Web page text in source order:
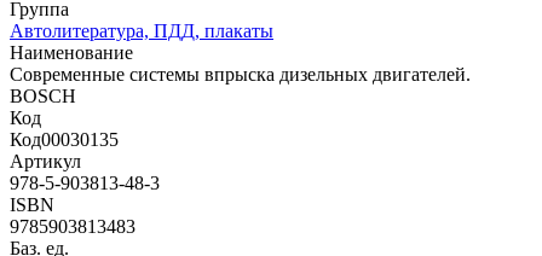
Группа
Автолитература, ПДД, плакаты
Наименование
Современные системы впрыска дизельных двигателей.
BOSCH
Код
Код00030135
Артикул
978-5-903813-48-3
ISBN
9785903813483
Баз. ед.